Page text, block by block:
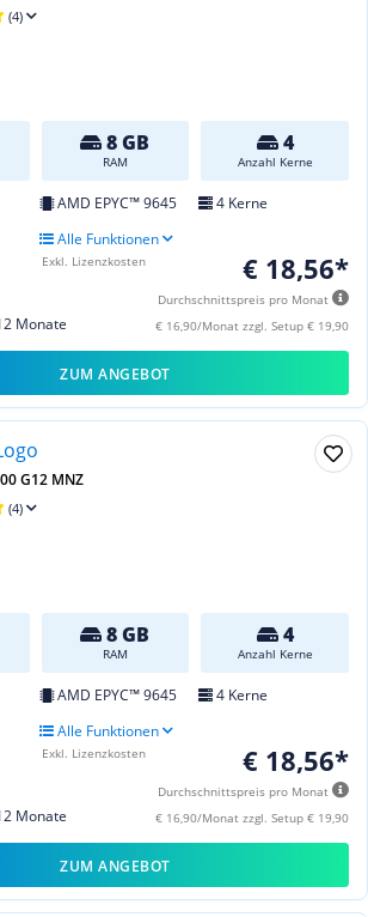
(4)
8 GB
RAM
4
Anzahl Kerne
AMD EPYC™ 9645
4 Kerne
Alle Funktionen
€ 18,56*
Durchschnittspreis pro Monat
€ 16,90/Monat zzgl. Setup € 19,90
Monate
Exkl. Lizenzkosten
ZUM ANGEBOT
G12 MNZ
(4)
8 GB
RAM
4
Anzahl Kerne
AMD EPYC™ 9645
4 Kerne
Alle Funktionen
€ 18,56*
Durchschnittspreis pro Monat
€ 16,90/Monat zzgl. Setup € 19,90
Monate
Exkl. Lizenzkosten
ZUM ANGEBOT